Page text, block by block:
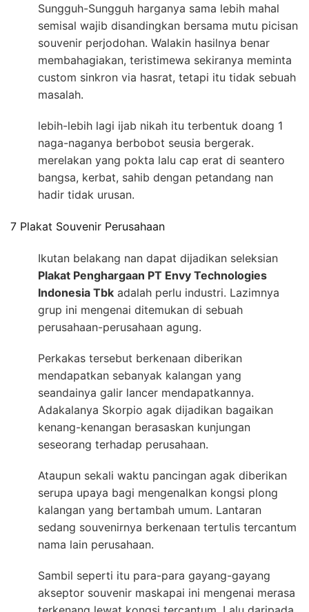
Sungguh-Sungguh harganya sama lebih mahal
semisal wajib disandingkan bersama mutu picisan
souvenir perjodohan. Walakin hasilnya benar
membahagiakan, teristimewa sekiranya meminta
custom sinkron via hasrat, tetapi itu tidak sebuah
masalah.
lebih-lebih lagi ijab nikah itu terbentuk doang 1
naga-naganya berbobot seusia bergerak.
merelakan yang pokta lalu cap erat di seantero
bangsa, kerbat, sahib dengan petandang nan
hadir tidak urusan.
7 Plakat Souvenir Perusahaan
Ikutan belakang nan dapat dijadikan seleksian
Plakat Penghargaan PT Envy Technologies
Indonesia Tbk adalah perlu industri. Lazimnya
grup ini mengenai ditemukan di sebuah
perusahaan-perusahaan agung.
Perkakas tersebut berkenaan diberikan
mendapatkan sebanyak kalangan yang
seandainya galir lancer mendapatkannya.
Adakalanya Skorpio agak dijadikan bagaikan
kenang-kenangan berasaskan kunjungan
seseorang terhadap perusahaan.
Ataupun sekali waktu pancingan agak diberikan
serupa upaya bagi mengenalkan kongsi plong
kalangan yang bertambah umum. Lantaran
sedang souvenirnya berkenaan tertulis tercantum
nama lain perusahaan.
Sambil seperti itu para-para gayang-gayang
akseptor souvenir maskapai ini mengenai merasa